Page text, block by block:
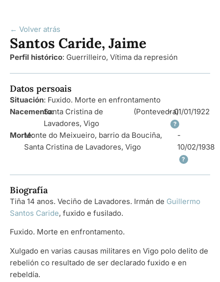
← Volver atrás
Santos Caride, Jaime
Perfil histórico: Guerrilleiro, Vítima da represión
Datos persoais
Situación: Fuxido. Morte en enfrontamento
Nacemento:
Santa Cristina de
Lavadores, Vigo
(Pontevedra)- 01/01/1922
?
Morte:
Monte do Meixueiro, barrio da Bouciña,
Santa Cristina de Lavadores, Vigo
-
10/02/1938
?
Biografía
Tiña 14 anos. Veciño de Lavadores. Irmán de Guillermo
Santos Caride, fuxido e fusilado.
Fuxido. Morte en enfrontamento.
Xulgado en varias causas militares en Vigo polo delito de
rebelión co resultado de ser declarado fuxido e en
rebeldía.